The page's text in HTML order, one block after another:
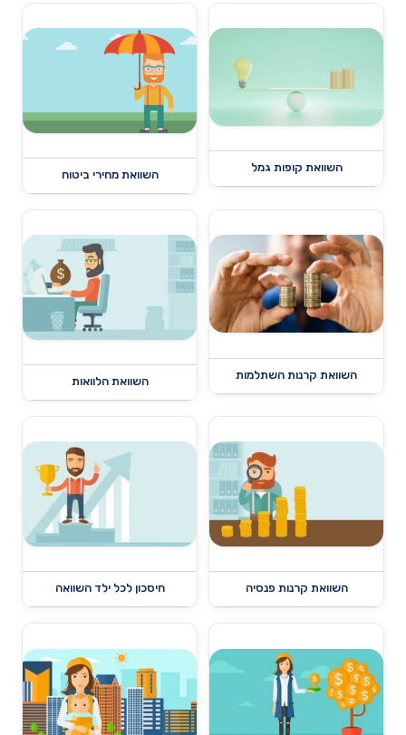
השוואת קופות גמל
השוואת מחירי ביטוח
השוואת קרנות השתלמות
השוואת הלוואות
השוואת קרנות פנסיה חיסכון לכל ילד השוואה